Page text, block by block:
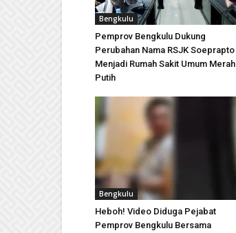
Bengkulu
Pemprov Bengkulu Dukung
Perubahan Nama RSJK Soeprapto
Menjadi Rumah Sakit Umum Merah
Putih
Bengkulu
Heboh! Video Diduga Pejabat
Pemprov Bengkulu Bersama